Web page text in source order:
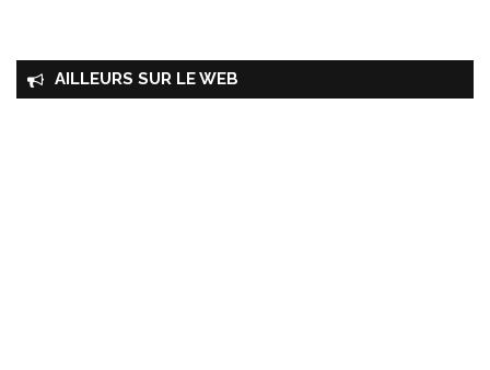
AILLEURS SUR LE WEB